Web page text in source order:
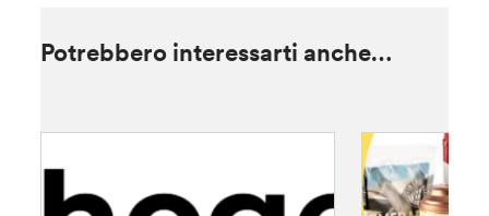
Potrebbero interessarti anche…